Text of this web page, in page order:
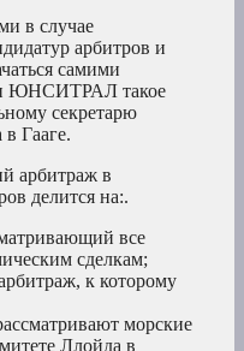
в случае
арбитров и
самими
ЮНСИТРАЛ такое
секретарю
в Гааге.
арбитраж в
делится на:.
все
сделкам;
к которому
морские
Ллойда в